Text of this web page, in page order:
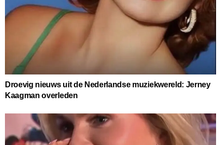
Droevig nieuws uit de Nederlandse muziekwereld: Jerney
Kaagman overleden